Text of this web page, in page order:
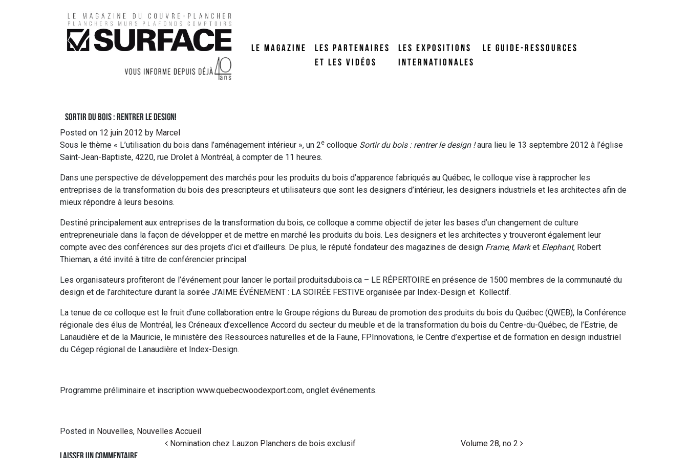
LE MAGAZINE
LES PARTENAIRES
ET LES VIDÉOS
LES EXPOSITIONS
INTERNATIONALES
LE GUIDE-RESSOURCES
Sortir du bois : rentrer le design!
Posted on 12 juin 2012 by Marcel
Sous le thème « L’utilisation du bois dans l’aménagement intérieur », un 2e colloque Sortir du bois : rentrer le design !aura lieu le 13 septembre 2012 à l’église
Saint-Jean-Baptiste, 4220, rue Drolet à Montréal, à compter de 11 heures.
Dans une perspective de développement des marchés pour les produits du bois d’apparence fabriqués au Québec, le colloque vise à rapprocher les
entreprises de la transformation du bois des prescripteurs et utilisateurs que sont les designers d’intérieur, les designers industriels et les architectes afin de
mieux répondre à leurs besoins.
Destiné principalement aux entreprises de la transformation du bois, ce colloque a comme objectif de jeter les bases d’un changement de culture
entrepreneuriale dans la façon de développer et de mettre en marché les produits du bois. Les designers et les architectes y trouveront également leur
compte avec des conférences sur des projets d’ici et d’ailleurs. De plus, le réputé fondateur des magazines de design Frame, Market Elephant, Robert
Thieman, a été invité à titre de conférencier principal.
Les organisateurs profiteront de l’événement pour lancer le portail produitsdubois.ca – LE RÉPERTOIRE en présence de 1500 membres de la communauté du
design et de l’architecture durant la soirée J’AIME ÉVÉNEMENT : LA SOIRÉE FESTIVE organisée par Index-Design et Kollectif.
La tenue de ce colloque est le fruit d’une collaboration entre le Groupe régions du Bureau de promotion des produits du bois du Québec (QWEB), la Conférence
régionale des élus de Montréal, les Créneaux d’excellence Accord du secteur du meuble et de la transformation du bois du Centre-du-Québec, de l’Estrie, de
Lanaudière et de la Mauricie, le ministère des Ressources naturelles et de la Faune, FPInnovations, le Centre d’expertise et de formation en design industriel
du Cégep régional de Lanaudière et Index-Design.
Programme préliminaire et inscription www.quebecwoodexport.com, onglet événements.
Posted in Nouvelles, Nouvelles Accueil
Nomination chez Lauzon Planchers de bois exclusif Volume 28, no 2
Laisser un commentaire